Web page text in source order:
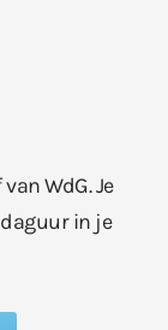
WdG. Je
in je